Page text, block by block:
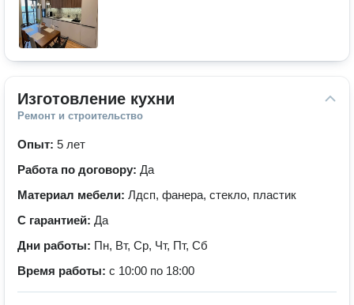
Изготовление кухни
Ремонт и строительство
Опыт: 5 лет
Работа по договору: Да
Материал мебели: Лдсп, фанера, стекло, пластик
С гарантией: Да
Дни работы: Пн, Вт, Ср, Чт, Пт, Сб
Время работы: с 10:00 по 18:00